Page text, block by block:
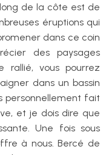
long de la côte est de
éruptions qui
dans ce coin
des paysages
rallié, vous pourrez
dans un bassin
personnellement fait
et je dois dire que
Une fois sous
à nous. Bercé de